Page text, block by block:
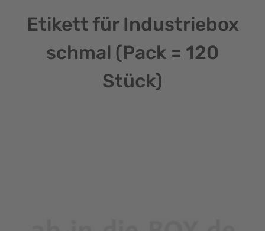
Etikett für Industriebox
schmal (Pack = 120
Stück)